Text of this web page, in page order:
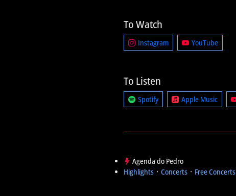
To Watch
Instagram YouTube
To Listen
Spotify Apple Music
Agenda do Pedro
Highlights ᛫ Concerts ᛫ Free Concerts